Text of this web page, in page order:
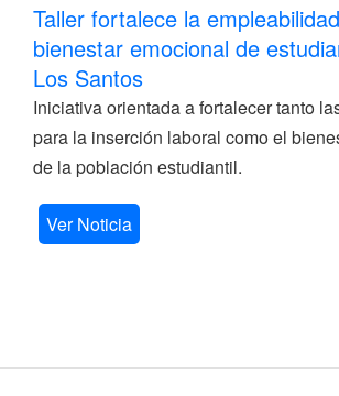
Taller fortalece la
bienestar emocional de
Los Santos
Iniciativa orientada a fortalecer tanto
para la inserción laboral como el
de la población estudiantil.
Ver Noticia